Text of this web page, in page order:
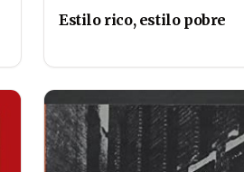
Estilo rico, estilo pobre